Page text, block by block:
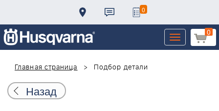
0
0
Toggle
navigation
Главная страница
Подбор детали
Назад